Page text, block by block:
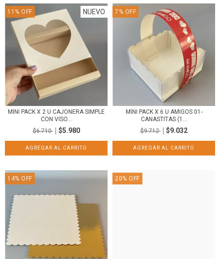
11 % OFF NUEVO
MINI PACK X 2 U CAJONERA SIMPLE
CON VISO...
$6.710
$5.980
7 % OFF
MINI PACK X 6 U AMIGOS 01-
CANASTITAS (1...
$9.712
$9.032
14% OFF 20% OFF